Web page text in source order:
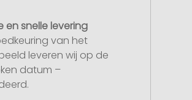
en snelle levering
van het
leveren wij op de
datum –